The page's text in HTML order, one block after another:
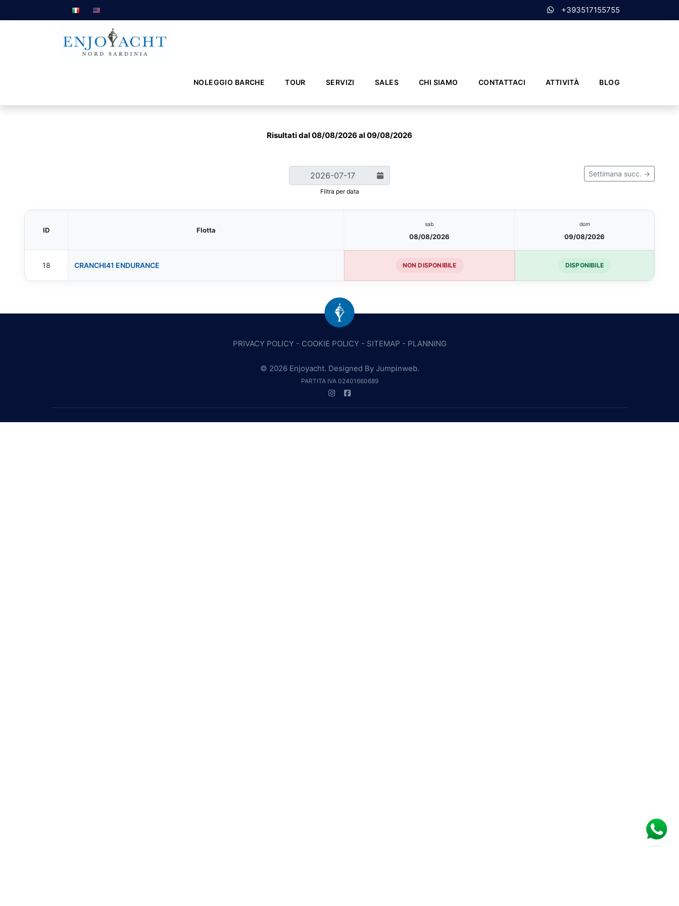
+393517155755
NOLEGGIO BARCHE TOUR SERVIZI SALES CHI SIAMO CONTATTACI ATTIVITÀ BLOG
Risultati dal 08/08/2026 al 09/08/2026
Filtra per data
Settimana succ. →
ID Flotta
sab
08/08/2026
dom
09/08/2026
18 CRANCHI41 ENDURANCE NON DISPONIBILE DISPONIBILE
PRIVACY POLICY- COOKIE POLICY- SITEMAP - PLANNING
© 2026 Enjoyacht. Designed By Jumpinweb.
PARTITA IVA 02401660689